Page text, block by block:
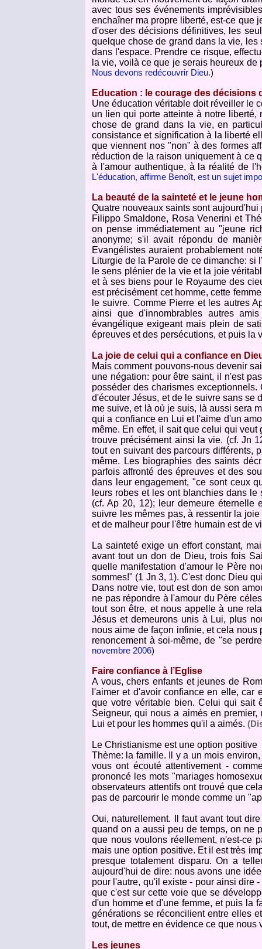
avec tous ses événements
enchaîner ma propre liberté, est-ce que
d'oser des décisions définitives, les
quelque chose de grand dans la vie,
dans l'espace. Prendre ce risque,
la vie, voilà ce que je serais heureux
Nous devons redécouvrir Dieu.)
Education : le courage des décisions
Une éducation véritable doit réveiller le
un lien qui porte atteinte à notre
chose de grand dans la vie, en
consistance et signification à la liberté
que viennent nos "non" à des formes
réduction de la raison uniquement à ce
à l'amour authentique, à la réalité de
L'éducation, affirme Benoît, est un sujet
La beauté de la sainteté et le jeune
Quatre nouveaux saints sont
Filippo Smaldone, Rosa Venerini et
on pense immédiatement au "jeune
anonyme; s'il avait répondu de
Evangélistes auraient probablement
Liturgie de la Parole de ce dimanche: si
le sens plénier de la vie et la joie
et à ses biens pour le Royaume des
est précisément cet homme, cette
le suivre. Comme Pierre et les autres
ainsi que d'innombrables autres
évangélique exigeant mais plein de
épreuves et des persécutions, et puis la
La joie de celui qui a confiance en
Mais comment pouvons-nous devenir
une négation: pour être saint, il n'est
posséder des charismes
d'écouter Jésus, et de le suivre sans se
me suive, et là où je suis, là aussi sera
qui a confiance en Lui et l'aime d'un
même. En effet, il sait que celui qui
trouve précisément ainsi la vie. (cf. Jn
tout en suivant des parcours différents,
même. Les biographies des saints
parfois affronté des épreuves et des
dans leur engagement, "ce sont ceux
leurs robes et les ont blanchies dans
(cf. Ap 20, 12); leur demeure éternelle
suivre les mêmes pas, à ressentir la
et de malheur pour l'être humain est de
La sainteté exige un effort constant,
avant tout un don de Dieu, trois fois
quelle manifestation d'amour le Père
sommes!" (1 Jn 3, 1). C'est donc Dieu
Dans notre vie, tout est don de son
ne pas répondre à l'amour du Père
tout son être, et nous appelle à une
Jésus et demeurons unis à Lui, plus
nous aime de façon infinie, et cela
renoncement à soi-même, de "se
novembre 2006)
Faire confiance à l’Eglise
A vous, chers enfants et jeunes de
l'aimer et d'avoir confiance en elle, car
que votre véritable bien. Celui qui sait
Seigneur, qui nous a aimés en
Lui et pour les hommes qu'il a aimés.
Le Christianisme est une option positive
Thème: la famille. Il y a un mois
vous ont écouté attentivement -
prononcé les mots "mariages
observateurs attentifs ont trouvé que
pas de parcourir le monde comme un
Oui, naturellement. Il faut avant tout
quand on a aussi peu de temps, on ne
que nous voulons réellement, n'est-ce
mais une option positive. Et il est très
presque totalement disparu. On a
aujourd'hui de dire: nous avons une
pour l'autre, qu'il existe - pour ainsi dire
que c'est sur cette voie que se
d'un homme et d'une femme, et puis la
générations se réconcilient entre elles
tout, de mettre en évidence ce que nous
Les jeunes